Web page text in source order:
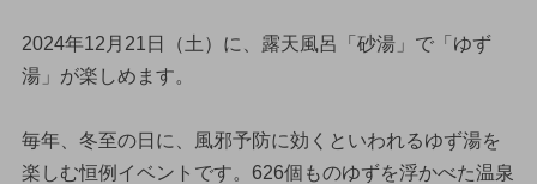
2024年12月21日（土）に、露天風呂「砂湯」で「ゆず
湯」が楽しめます。
毎年、冬至の日に、風邪予防に効くといわれるゆず湯を
楽しむ恒例イベントです。626個ものゆずを浮かべた温泉